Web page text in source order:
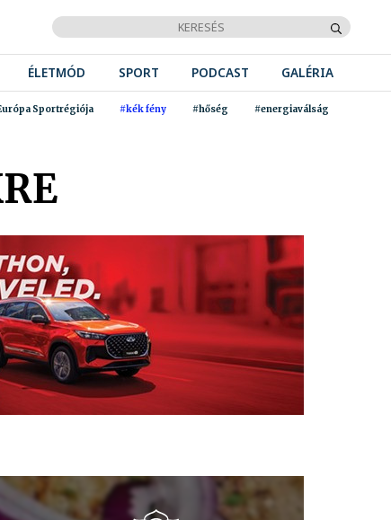
ÉLETMÓD SPORT PODCAST GALÉRIA
Sportrégiója #kék fény #hőség #energiaválság